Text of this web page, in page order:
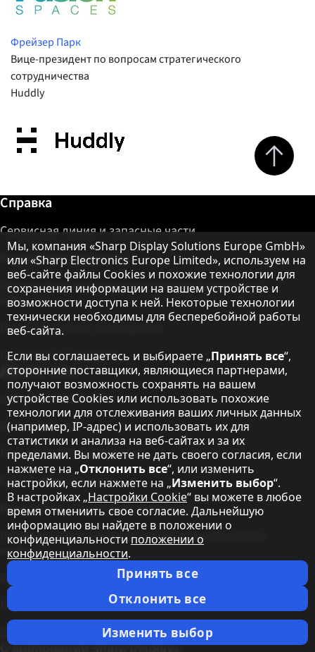
Фрейзер Парк
Вице-президент по вопросам стратегического
сотрудничества
Huddly
Jump to top
Дополнительная информация / Справка
Справка
Сервисная линия и запасные части
Поддержка продуктов
Программно-аппаратные и инструментальные
средства
Поиск торгового посредника
Гарантия на продукты
Другие темы
LED Solutions Center
Direct View LED
Решения для кинотеатров
Сфера образования
Воздушные и наземные перевозки
Решения для конференц-залов и переговорных
комнат
Решения для розничной торговли и вывесок
Решения в области управления и контроля
Примечание о защите данных
Мы, компания «Sharp Display Solutions Europe GmbH»
или «Sharp Electronics Europe Limited», используем на
веб-сайте файлы Cookies и похожие технологии для
сохранения информации на вашем устройстве и
возможности доступа к ней. Некоторые технологии
технически необходимы для бесперебойной работы
веб-сайта.
Если вы соглашаетесь и выбираете „Принять все“,
сторонние поставщики, являющиеся партнерами,
получают возможность сохранять на вашем
устройстве Cookies или использовать похожие
технологии для отслеживания ваших личных данных
(например, IP-адрес) и использовать их для
статистики и анализа на веб-сайтах и за их
пределами. Вы можете не дать своего согласия, если
нажмете на „Отклонить все“, или изменить
настройки, если нажмете на „Изменить выбор“.
В настройках „Настройки Cookie“ вы можете в любое
время отмениить свое согласие. Дальнейшую
информацию вы найдете в положении о
конфиденциальности положении о
конфиденциальности.
Принять все
Отклонить все
Изменить выбор